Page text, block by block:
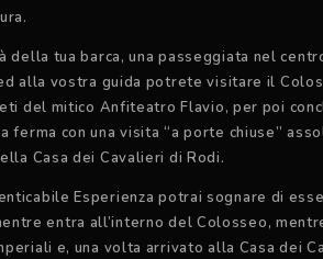
tua barca, una passeggiata nel
alla vostra guida potrete visitare il
del mitico Anfiteatro Flavio, per poi
ferma con una visita “a porte chiuse”
Casa dei Cavalieri di Rodi.
Esperienza potrai sognare di
entra all’interno del Colosseo,
e, una volta arrivato alla Casa dei